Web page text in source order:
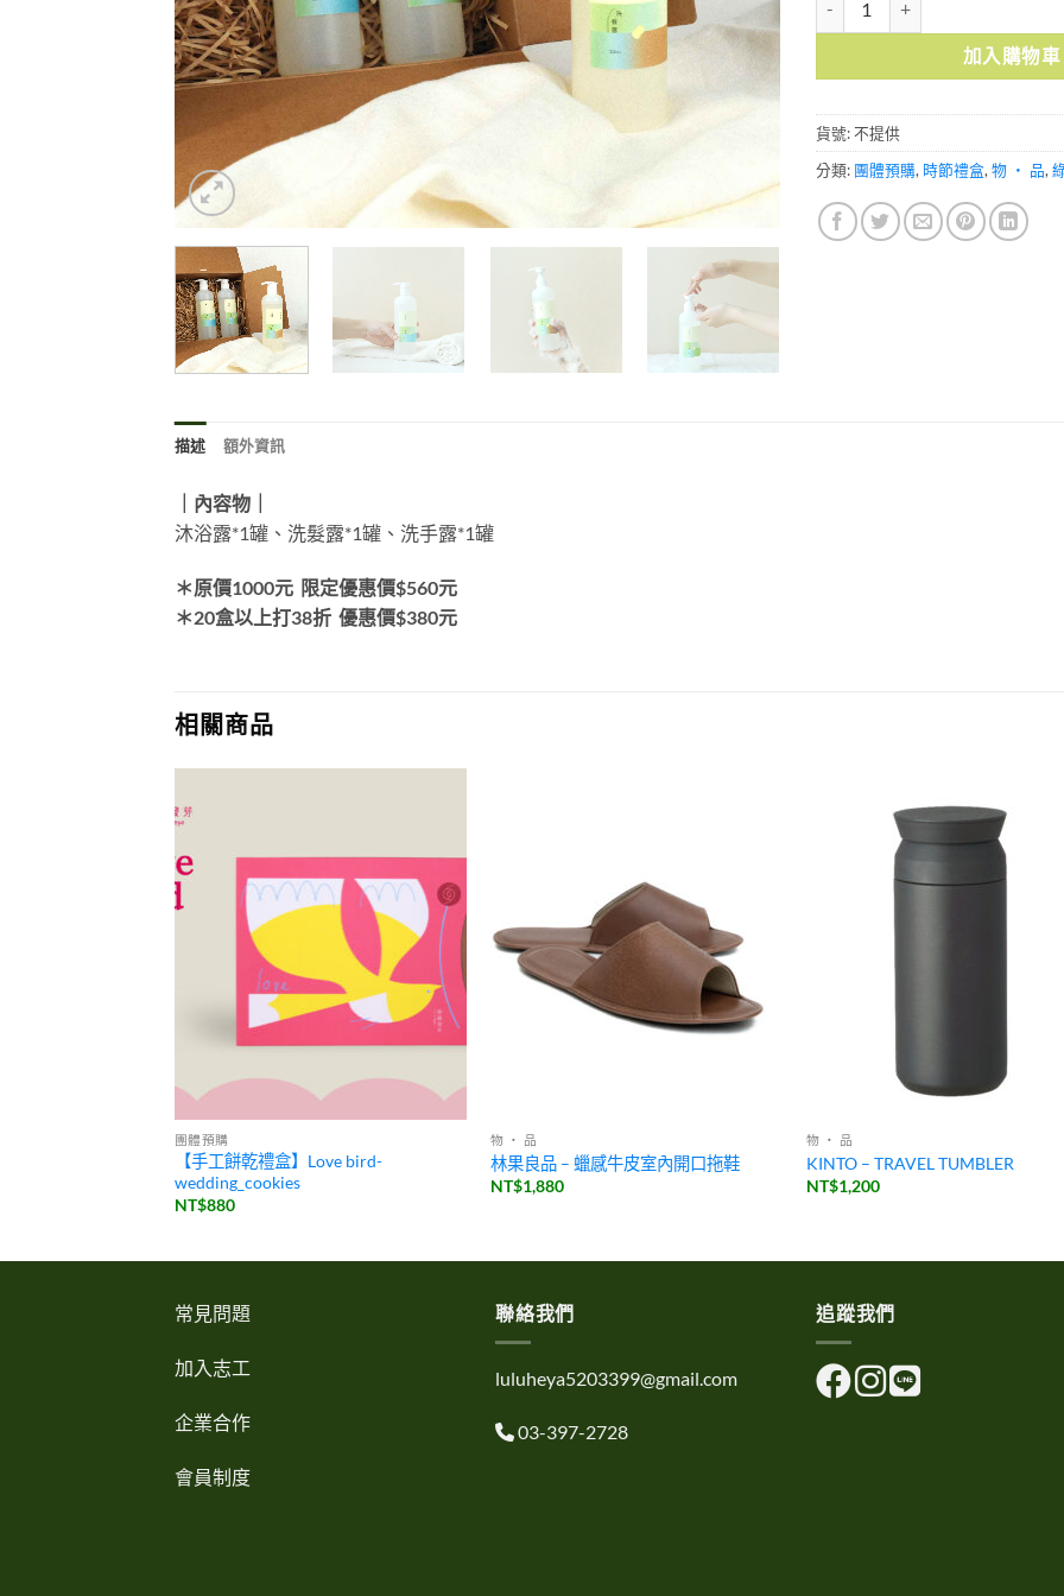
加入購物車
貨號:不提供
分類: 團體預購, 時節禮盒, 物 ・ 品,
描述 額外資訊
｜內容物｜
沐浴露*1罐、洗髮露*1罐、洗手露*1罐
＊原價1000元 限定優惠價$560元
＊20盒以上打38折 優惠價$380元
相關商品
團體預購
【手工餅乾禮盒】Love bird-
wedding_cookies
NT$880
物 ・ 品
林果良品 – 蠟感牛皮室內開口拖鞋
NT$1,880
物 ・ 品
KINTO – TRAVEL TUMBLER
NT$1,200
常見問題
加入志工
企業合作
會員制度
聯絡我們
luluheya5203399@gmail.com
03-397-2728
追蹤我們